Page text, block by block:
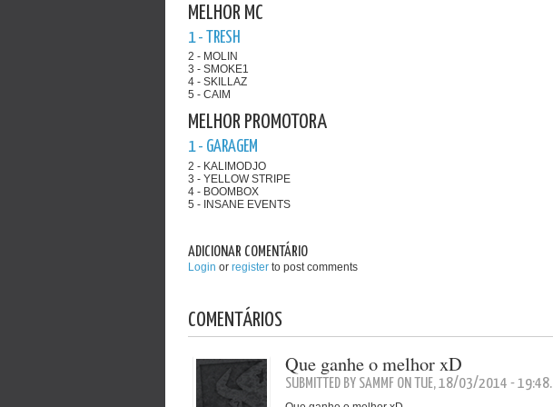
MELHOR MC
1 - TRESH
2 - MOLIN
3 - SMOKE1
4 - SKILLAZ
5 - CAIM
MELHOR PROMOTORA
1 - GARAGEM
2 - KALIMODJO
3 - YELLOW STRIPE
4 - BOOMBOX
5 - INSANE EVENTS
ADICIONAR COMENTÁRIO
Login or register to post comments
COMENTÁRIOS
Que ganhe o melhor xD
SUBMITTED BY SAMMF ON TUE, 18/03/2014 - 19:48.